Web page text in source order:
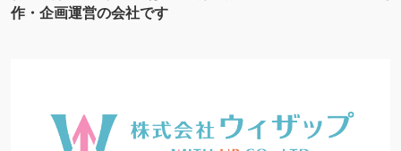
作・企画運営の会社です